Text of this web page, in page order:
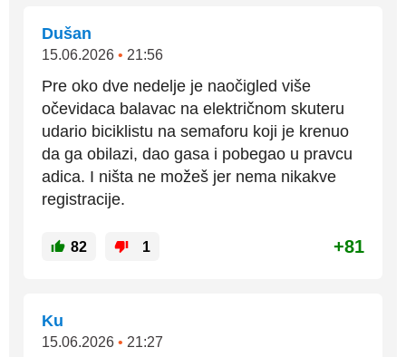
Dušan
15.06.2026 • 21:56
Pre oko dve nedelje je naočigled više
očevidaca balavac na električnom skuteru
udario biciklistu na semaforu koji je krenuo
da ga obilazi, dao gasa i pobegao u pravcu
adica. I ništa ne možeš jer nema nikakve
registracije.
82 1 +81
Ku
15.06.2026 • 21:27